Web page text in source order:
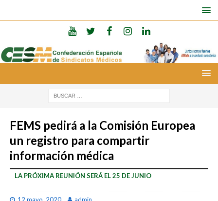
FEMS pedirá a la Comisión Europea
un registro para compartir
información médica
LA PRÓXIMA REUNIÓN SERÁ EL 25 DE JUNIO
12 mayo, 2020 admin